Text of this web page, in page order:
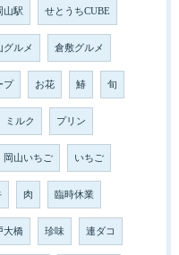
山駅 せとうちCUBE
グルメ 倉敷グルメ
プ お花 鰆 旬
ミルク プリン
岡山いちご いちご
肉 臨時休業
大橋 珍味 連ダコ